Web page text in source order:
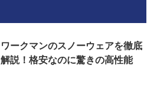
ワークマンのスノーウェアを徹底
解説！格安なのに驚きの高性能